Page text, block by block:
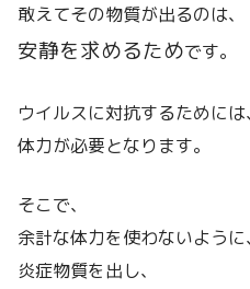
敢えてその物質が出るのは、
安静を求めるためです。
ウイルスに対抗するためには、
体力が必要となります。
そこで、
余計な体力を使わないように、
炎症物質を出し、